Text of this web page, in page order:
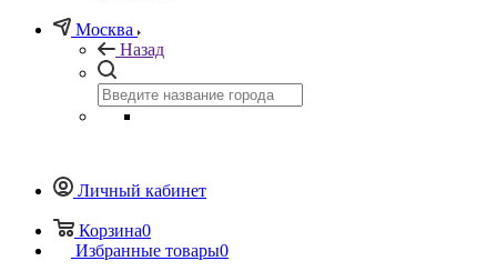
Москва
Назад
Личный кабинет
Корзина0
Избранные товары0